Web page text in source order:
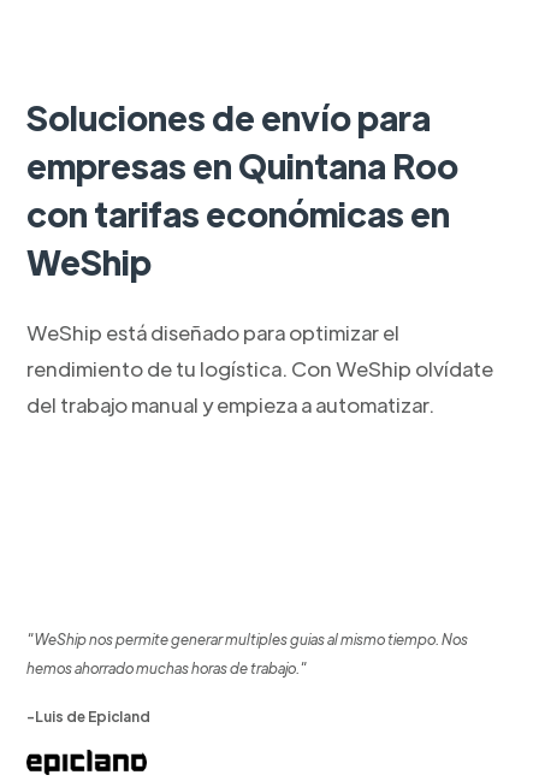
Soluciones de envío para
empresas en Quintana Roo
con tarifas económicas en
WeShip
WeShip está diseñado para optimizar el
rendimiento de tu logística. Con WeShip olvídate
del trabajo manual y empieza a automatizar.
"WeShip nos permite generar multiples guias al mismo tiempo. Nos
hemos ahorrado muchas horas de trabajo."
-Luis de Epicland